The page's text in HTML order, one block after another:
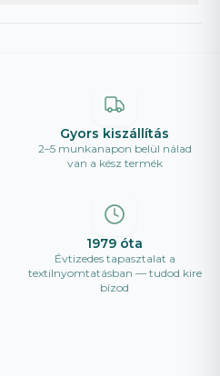
Gyors kiszállítás
2–5 munkanapon belül nálad
van a kész termék
1979 óta
Évtizedes tapasztalat a
textilnyomtatásban — tudod kire
bízod